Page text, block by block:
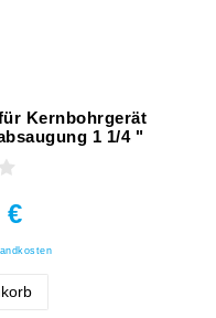
Kernbohrgerät
1 1/4 "
€